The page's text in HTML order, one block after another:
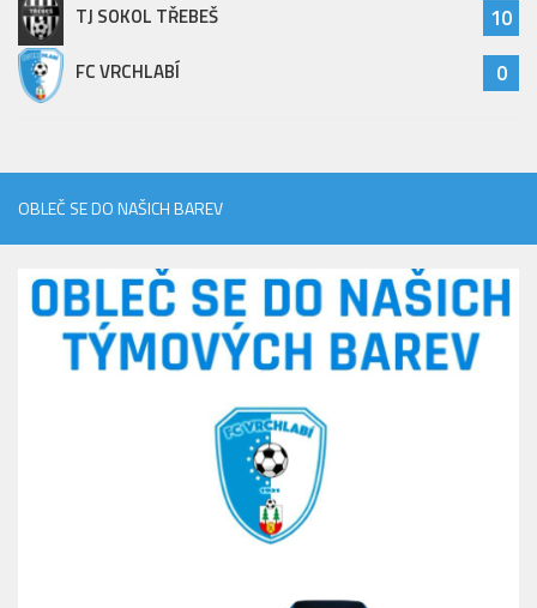
TJ SOKOL TŘEBEŠ 10
FC VRCHLABÍ 0
OBLEČ SE DO NAŠICH BAREV